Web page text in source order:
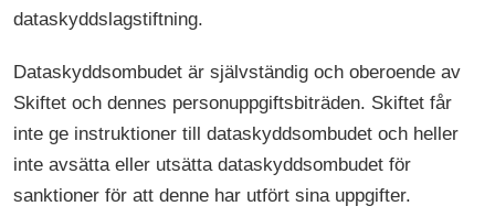
dataskyddslagstiftning.
Dataskyddsombudet är självständig och oberoende av
Skiftet och dennes personuppgiftsbiträden. Skiftet får
inte ge instruktioner till dataskyddsombudet och heller
inte avsätta eller utsätta dataskyddsombudet för
sanktioner för att denne har utfört sina uppgifter.